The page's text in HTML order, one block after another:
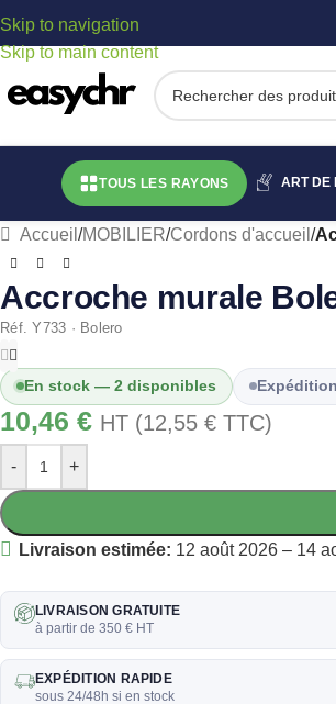
Skip to navigation
Skip to main content
TOUS LES RAYONS ART DE
Accueil /MOBILIER/Cordons d'accueil /
Accroche murale
Réf. Y733 · Bolero
En stock — 2 disponibles
10,46 € HT (12,55 € TTC)
- +
Livraison estimée: 12 août 2026 – 14
LIVRAISON GRATUITE
à partir de 350 € HT
EXPÉDITION RAPIDE
sous 24/48h si en stock